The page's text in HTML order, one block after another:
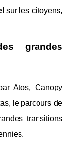
sur les citoyens,
grandes
Atos, Canopy
le parcours de
transitions